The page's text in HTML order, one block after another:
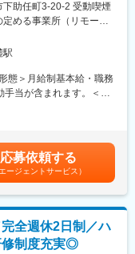
ィレクターとしてご来
約までをご担当いただ
適なウェディングプラ
ージングが主な業務で
ます。
ゼンテーション
書作成、内容説明
ベント立案・運営
移動手当あり）
下助任町3-20-2 受動喫煙
める事業所（リモート
駅
態＞月給制基本給・職務
手当が含まれます。＜賃
を含む）＜昇給有無＞有
）前年度実績：2.5ヶ
安の金額であり、選考を
月額)は固定手当を含めた
応募依頼する
エージェントサービス）
全週休2日制／ハ
修制度充実◎